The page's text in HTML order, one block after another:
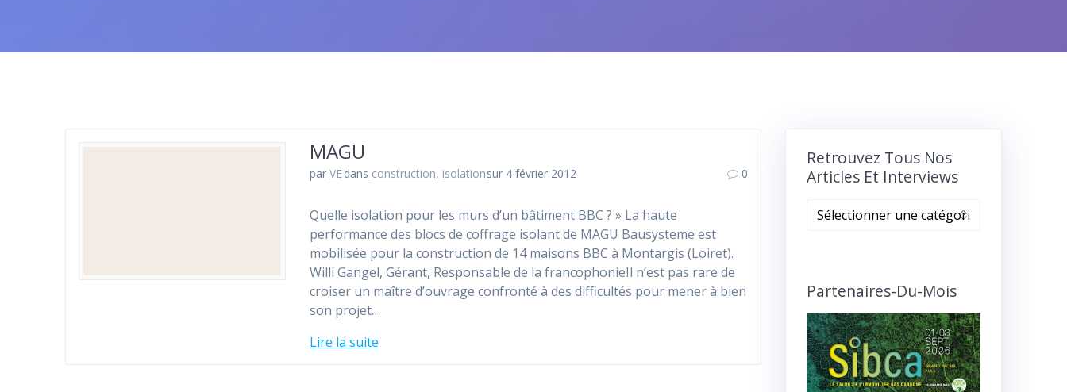
MAGU
parVEdans construction, isolationsur 4 février 2012 0
Quelle isolation pour les murs d’un bâtiment BBC ? » La haute
performance des blocs de coffrage isolant de MAGU Bausysteme est
mobilisée pour la construction de 14 maisons BBC à Montargis (Loiret).
Willi Gangel, Gérant, Responsable de la francophonieIl n’est pas rare de
croiser un maître d’ouvrage confronté à des difficultés pour mener à bien
son projet…
Lire la suite
Retrouvez Tous Nos
Articles Et Interviews
Retrouvez
et
Partenaires-Du-Mois